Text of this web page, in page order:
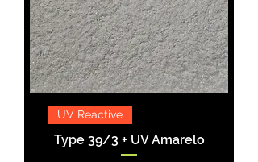
UV Reactive
Type 39/3 + UV Amarelo